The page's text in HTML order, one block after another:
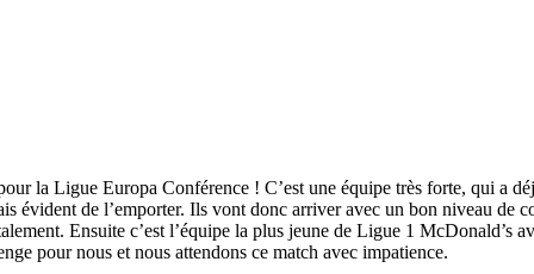
la Ligue Europa Conférence ! C’est une équipe très forte, qui a
évident de l’emporter. Ils vont donc arriver avec un bon niveau de
Ensuite c’est l’équipe la plus jeune de Ligue 1 McDonald’s
pour nous et nous attendons ce match avec impatience.